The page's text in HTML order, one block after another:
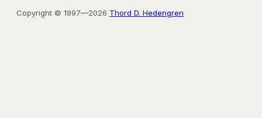
Copyright © 1997—2026 Thord D. Hedengren